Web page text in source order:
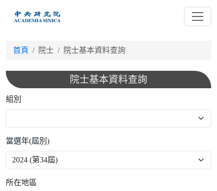
首頁 院士 院士基本資料查詢
院士基本資料查詢
組別
當選年(屆別)
所在地區